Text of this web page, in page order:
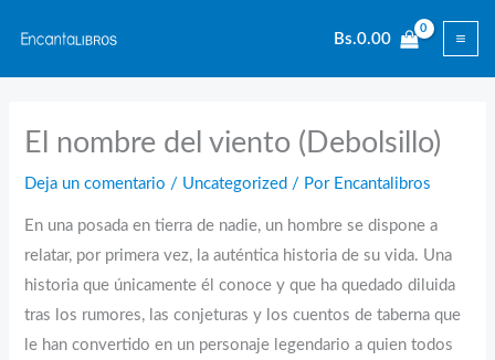
contenido
Bs.0.00
El nombre del viento (Debolsillo)
Deja un comentario / Uncategorized / Por Encantalibros
En una posada en tierra de nadie, un hombre se dispone a
relatar, por primera vez, la auténtica historia de su vida. Una
historia que únicamente él conoce y que ha quedado diluida
tras los rumores, las conjeturas y los cuentos de taberna que
le han convertido en un personaje legendario a quien todos